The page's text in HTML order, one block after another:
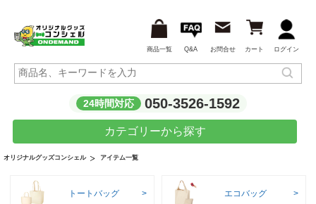
商品一覧 Q&A お問合せ カート ログイン
24時間対応 050-3526-1592
カテゴリーから探す
オリジナルグッズコンシェル アイテム一覧
トートバッグ エコバッグ